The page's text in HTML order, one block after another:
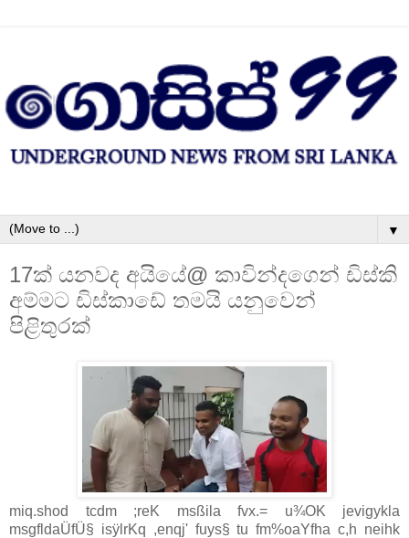
▼
17ක් යනවද අයියේ@ කාවින්දගෙන් ඩිස්කි
අම්මට ඩිස්කාඩේ තමයි යනුවෙන්
පිළිතුරක්
miq.shod tcdm ;reK msßila fvx.= u¾OK jevigykla
msgfldaÜfÜ§ isÿlrKq ,enqj' fuys§ tu fm%oaYfha c,h neihk